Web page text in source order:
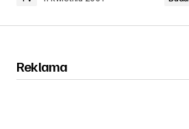
Reklama